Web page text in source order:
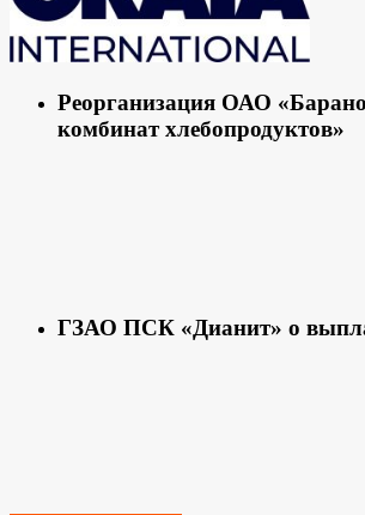
Реорганизация ОАО
комбинат хлебопродуктов»
ГЗАО ПСК «Дианит» о